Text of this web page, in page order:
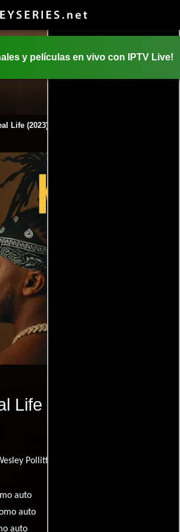
y películas en vivo con IPTV Live!
Life (2023)
Life
Pollitt)
auto
auto
auto